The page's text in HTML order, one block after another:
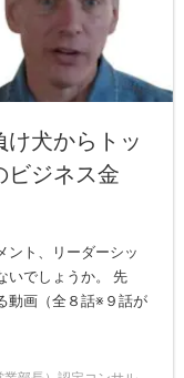
犬からトッ
ビジネス金
ント、リーダーシッ
いでしょうか。 先
動画（全８話※９話が